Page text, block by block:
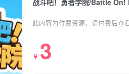
此内容为付费资源，请付费后查
￥ 3